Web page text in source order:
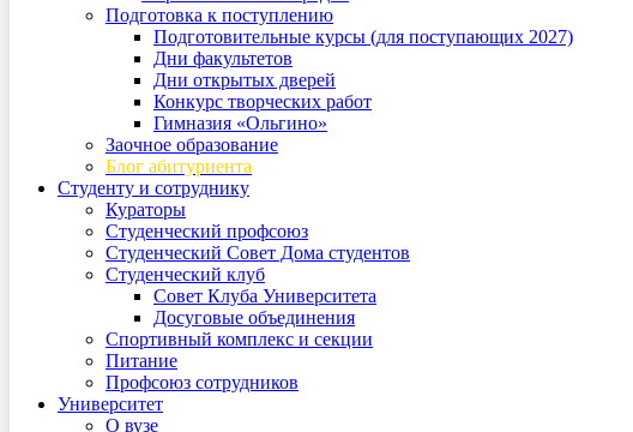
Подготовка к поступлению
Подготовительные курсы (для поступающих 2027)
Дни факультетов
Дни открытых дверей
Конкурс творческих работ
Гимназия «Ольгино»
Заочное образование
Блог абитуриента
Студенту и сотруднику
Кураторы
Студенческий профсоюз
Студенческий Совет Дома студентов
Студенческий клуб
Совет Клуба Университета
Досуговые объединения
Спортивный комплекс и секции
Питание
Профсоюз сотрудников
Университет
О вузе